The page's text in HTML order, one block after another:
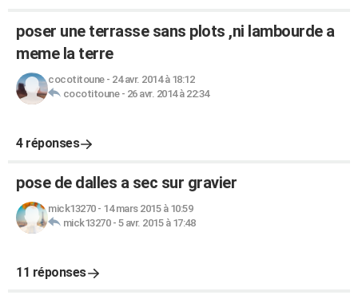
poser une terrasse sans plots ,ni lambourde a
meme la terre
cocotitoune- 24 avr. 2014 à 18:12
cocotitoune- 26 avr. 2014 à 22:34
4 réponses
pose de dalles a sec sur gravier
mick13270- 14 mars 2015 à 10:59
mick13270- 5 avr. 2015 à 17:48
11 réponses